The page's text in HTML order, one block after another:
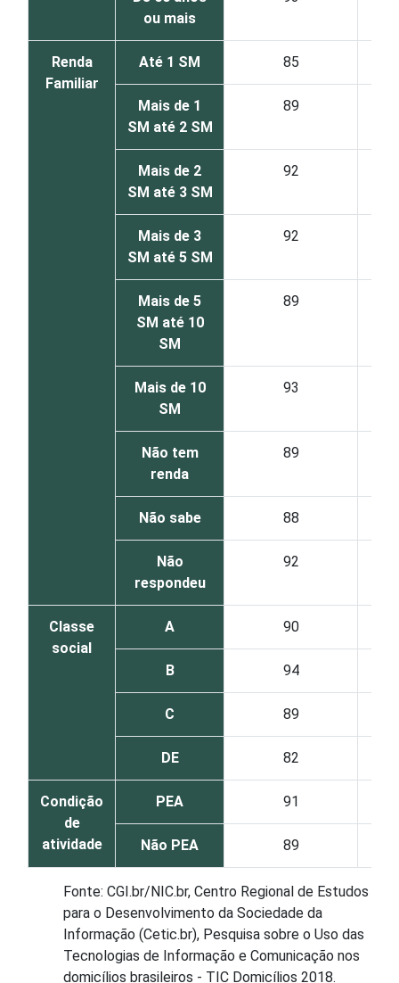
ou mais
Renda
Familiar
Até 1 SM 85
Mais de 1
SM até 2 SM
89
Mais de 2
SM até 3 SM
92
Mais de 3
SM até 5 SM
92
Mais de 5
SM até 10
SM
89
Mais de 10
SM
93
Não tem
renda
89
Não sabe 88
Não
respondeu
92
Classe
social
A 90
B 94
C 89
DE 82
Condição
de
atividade
PEA 91
Não PEA 89
Fonte: CGI.br/NIC.br, Centro Regional de Estudos
para o Desenvolvimento da Sociedade da
Informação (Cetic.br), Pesquisa sobre o Uso das
Tecnologias de Informação e Comunicação nos
domicílios brasileiros - TIC Domicílios 2018.